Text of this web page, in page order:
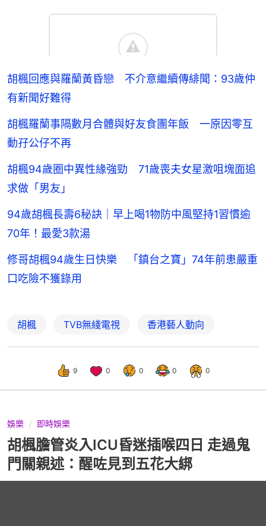
胡楓回應與羅蘭黃昏戀 不介意繼續傳緋聞：93歲仲
有新聞好難得
胡楓羅蘭事隔數月合體與好友食團年飯 一原因零互
動孖公仔不再
胡楓94歲圈中異性緣強勁 71歲喪夫女星激咀塊面追
求做「男友」
94歲胡楓長壽6秘訣｜早上喝1物防中風堅持1習慣逾
70年！最愛3款湯
修哥胡楓94歲生日快樂 「鎮台之寶」74年前患嚴重
口吃險不獲錄用
胡楓 TVB無綫電視 香港藝人動向
9 0 0 0 0
娛樂 即時娛樂
胡楓膽管炎入ICU昏迷插喉四日 走過鬼
門關親述：醒咗見到五花大綁